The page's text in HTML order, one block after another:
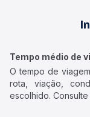
Tempo médio de
O tempo de
rota, viação,
escolhido.